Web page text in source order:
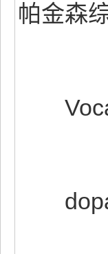
帕金森